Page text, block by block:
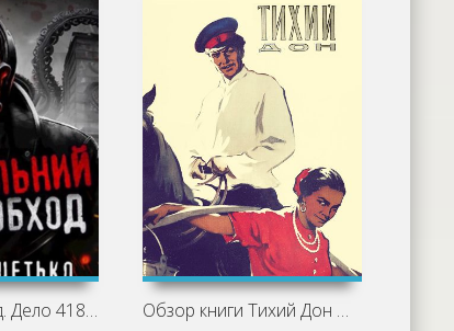
Дальний обход. Дело 418 - Михаил Шетько Обзор книги Тихий Дон Михаила Шолохова